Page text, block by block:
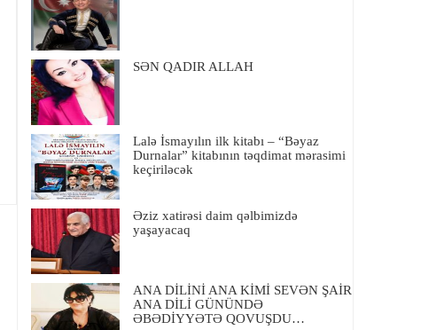
SƏN QADIR ALLAH
Lalə İsmayılın ilk kitabı – “Bəyaz
Durnalar” kitabının təqdimat mərasimi
keçiriləcək
Əziz xatirəsi daim qəlbimizdə
yaşayacaq
ANA DİLİNİ ANA KİMİ SEVƏN ŞAİR
ANA DİLİ GÜNÜNDƏ
ƏBƏDİYYƏTƏ QOVUŞDU…